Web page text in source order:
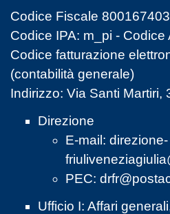
Codice Fiscale
Codice IPA: m_pi - Codice
Codice fatturazione
(contabilità generale)
Indirizzo: Via Santi Martiri,
Direzione
E-mail: direzione-
PEC:
Ufficio I: Affari